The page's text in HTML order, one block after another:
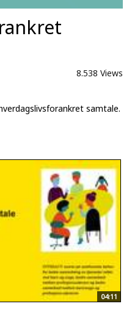
8.538 Views
samtale.
04:11